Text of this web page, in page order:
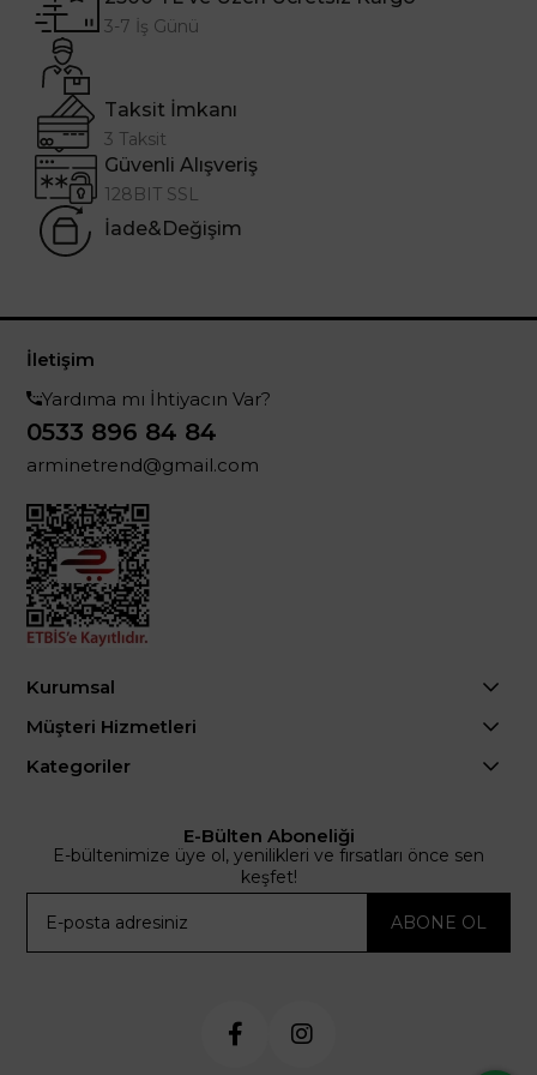
3-7 İş Günü
Taksit İmkanı
3 Taksit
Güvenli Alışveriş
128BIT SSL
İade&Değişim
İletişim
Yardıma mı İhtiyacın Var?
0533 896 84 84
arminetrend@gmail.com
Kurumsal
Müşteri Hizmetleri
Kategoriler
E-Bülten Aboneliği
E-bültenimize üye ol, yenilikleri ve fırsatları önce sen
keşfet!
ABONE OL